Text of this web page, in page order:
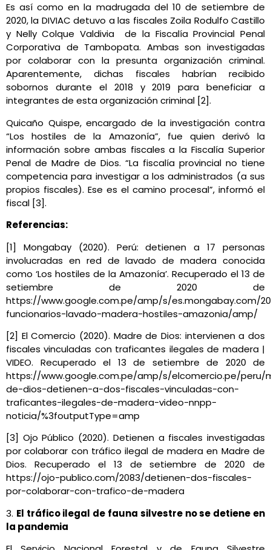
Es así como en la madrugada del 10 de setiembre de
2020, la DIVIAC detuvo a las fiscales Zoila Rodulfo Castillo
y Nelly Colque Valdivia de la Fiscalía Provincial Penal
Corporativa de Tambopata. Ambas son investigadas
por colaborar con la presunta organización criminal.
Aparentemente, dichas fiscales habrían recibido
sobornos durante el 2018 y 2019 para beneficiar a
integrantes de esta organización criminal [2].
Quicaño Quispe, encargado de la investigación contra
“Los hostiles de la Amazonía”, fue quien derivó la
información sobre ambas fiscales a la Fiscalía Superior
Penal de Madre de Dios. “La fiscalía provincial no tiene
competencia para investigar a los administrados (a sus
propios fiscales). Ese es el camino procesal”, informó el
fiscal [3].
Referencias:
[1] Mongabay (2020). Perú: detienen a 17 personas
involucradas en red de lavado de madera conocida
como ‘Los hostiles de la Amazonía’. Recuperado el 13 de
setiembre de 2020 de
https://www.google.com.pe/amp/s/es.mongabay.com/
funcionarios-lavado-madera-hostiles-amazonia/amp/
[2] El Comercio (2020). Madre de Dios: intervienen a dos
fiscales vinculadas con traficantes ilegales de madera |
VIDEO. Recuperado el 13 de setiembre de 2020 de
https://www.google.com.pe/amp/s/elcomercio.pe/peru/
de-dios-detienen-a-dos-fiscales-vinculadas-con-
traficantes-ilegales-de-madera-video-nnpp-
noticia/%3foutputType=amp
[3] Ojo Público (2020). Detienen a fiscales investigadas
por colaborar con tráfico ilegal de madera en Madre de
Dios. Recuperado el 13 de setiembre de 2020 de
https://ojo-publico.com/2083/detienen-dos-fiscales-
por-colaborar-con-trafico-de-madera
3. El tráfico ilegal de fauna silvestre no se detiene en
la pandemia